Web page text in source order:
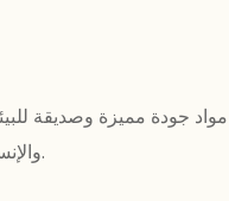
والإنسانية لإرضاء المستخدمين النهائيين لدينا.